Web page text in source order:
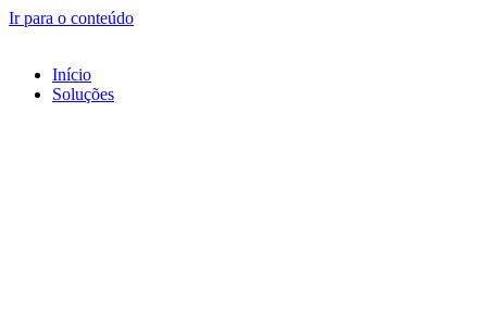
Ir para o conteúdo
Início
Soluções